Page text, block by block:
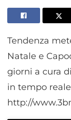
Tendenza
Natale e
giorni a cura
in tempo
http://